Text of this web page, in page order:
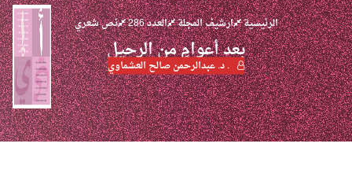
الرئيسية ارشيف المجلة العدد 286 نص شعري
بعد أعوامٍ من الرحيل
. د. عبدالرحمن صالح العشماوي